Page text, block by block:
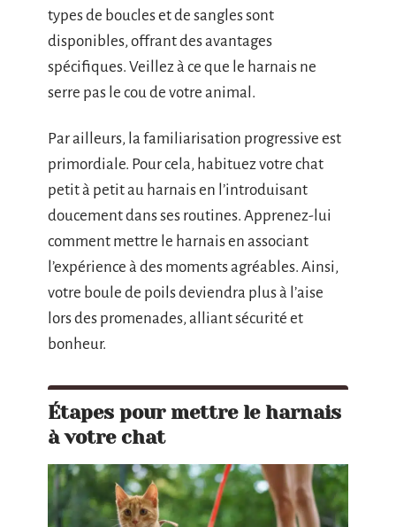
types de boucles et de sangles sont
disponibles, offrant des avantages
spécifiques. Veillez à ce que le harnais ne
serre pas le cou de votre animal.
Par ailleurs, la familiarisation progressive est
primordiale. Pour cela, habituez votre chat
petit à petit au harnais en l’introduisant
doucement dans ses routines. Apprenez-lui
comment mettre le harnais en associant
l’expérience à des moments agréables. Ainsi,
votre boule de poils deviendra plus à l’aise
lors des promenades, alliant sécurité et
bonheur.
Étapes pour mettre le harnais
à votre chat